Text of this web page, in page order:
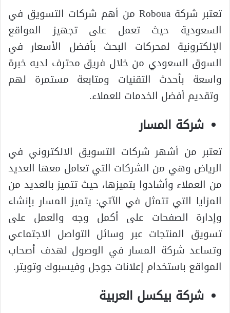
تعتبر شركة Roboua من أهم شركات التسويق في
السعودية حيث تعمل على تجهيز المواقع
الإلكترونية لمحركات البحث بأفضل الأسعار في
السوق السعودي من خلال فريق محترف لديه خبرة
واسعة بأحدث التقنيات ومتابعة مستمرة لهم
وتقديم أفضل الخدمات للعملاء.
شركة المسار
تعتبر من أشهر شركات التسويق الالكتروني في
الرياض وهي من الشركات التي تعامل معها العديد
من العملاء وأشادوا بتميزها، حيث تتميز بالعديد من
المزايا التي تتمثل في الآتي: يتميز المسار بإنشاء
وإدارة الصفحات على أكمل وجه والعمل على
تسويق المنتجات عبر وسائل التواصل الاجتماعي
وتساعد شركة المسار في الوصول لهدف أصحاب
المواقع باستخدام إعلانات جوجل وفيسبوك وتويتر.
شركة بيكسل العربية